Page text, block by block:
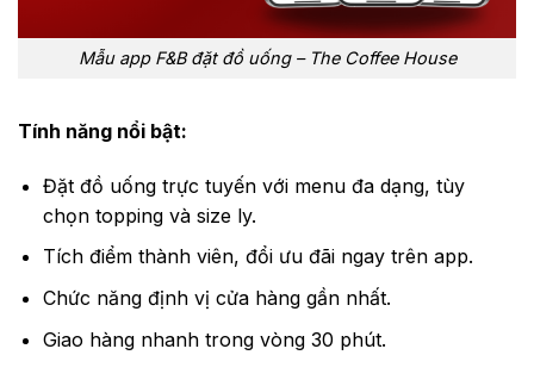
Mẫu app F&B đặt đồ uống – The Coffee House
Tính năng nổi bật:
Đặt đồ uống trực tuyến với menu đa dạng, tùy
chọn topping và size ly.
Tích điểm thành viên, đổi ưu đãi ngay trên app.
Chức năng định vị cửa hàng gần nhất.
Giao hàng nhanh trong vòng 30 phút.